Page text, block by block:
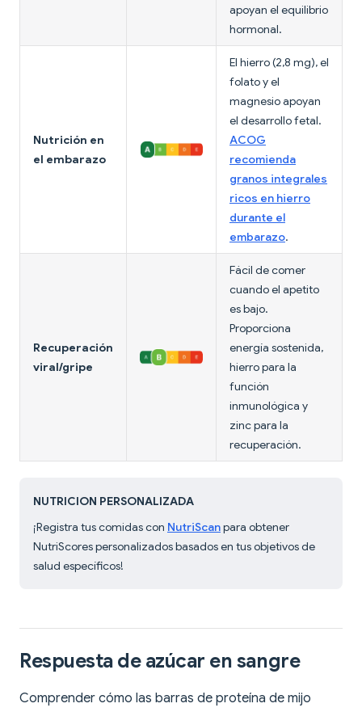
apoyan el equilibrio
hormonal.
Nutrición en
el embarazo
El hierro (2,8 mg), el
folato y el
magnesio apoyan
el desarrollo fetal.
ACOG
recomienda
granos integrales
ricos en hierro
durante el
embarazo.
Recuperación
viral/gripe
Fácil de comer
cuando el apetito
es bajo.
Proporciona
energía sostenida,
hierro para la
función
inmunológica y
zinc para la
recuperación.
NUTRICION PERSONALIZADA
¡Registra tus comidas con NutriScanpara obtener
NutriScores personalizados basados en tus objetivos de
salud específicos!
Respuesta de azúcar en sangre
Comprender cómo las barras de proteína de mijo